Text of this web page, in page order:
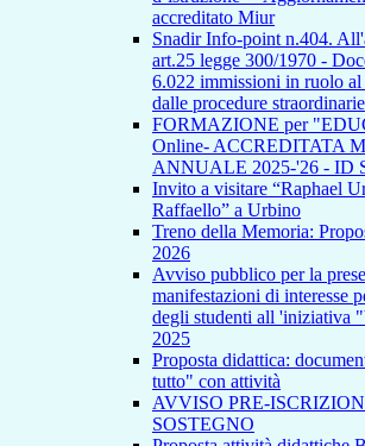
accreditato Miur
Snadir Info-point n.404.
art.25 legge 300/1970 -
6.022 immissioni in ruolo al
dalle procedure straordinarie
FORMAZIONE per
Online- ACCREDITATA
ANNUALE 2025-'26 - ID
Invito a visitare “Raphael
Raffaello” a Urbino
Treno della Memoria:
2026
Avviso pubblico per la
manifestazioni di interesse
degli studenti all 'iniziativa
2025
Proposta didattica:
tutto" con attività
AVVISO PRE-
SOSTEGNO